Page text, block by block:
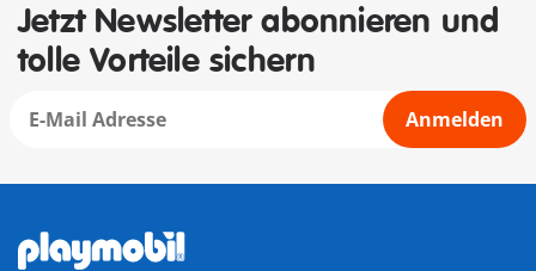
Jetzt Newsletter abonnieren und
tolle Vorteile sichern
Anmelden